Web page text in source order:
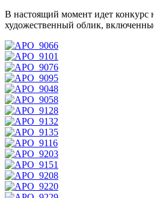
В настоящий момент идет конкурс
художественный облик,